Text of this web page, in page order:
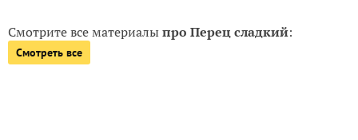
Смотрите все материалыпро Перец сладкий:
Смотреть все